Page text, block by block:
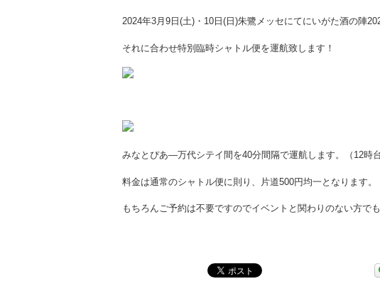
2024年3月9日(土)・10日(日)朱鷺メッセにてにいがた酒の陣
それに合わせ特別臨時シャトル便を運航致します！
みなとぴあ―万代シテイ間を40分間隔で運航します。（12時
料金は通常のシャトル便に則り、片道500円均一となります。
もちろんご予約は不要ですのでイベントと関わりのない方で